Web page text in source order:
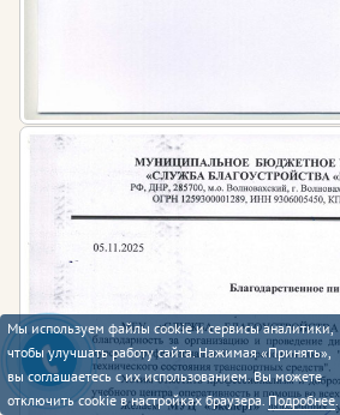
Мы используем файлы cookie и сервисы аналитики,
чтобы улучшать работу сайта. Нажимая «Принять»,
вы соглашаетесь с их использованием. Вы можете
отключить cookie в настройках браузера.Подробнее.